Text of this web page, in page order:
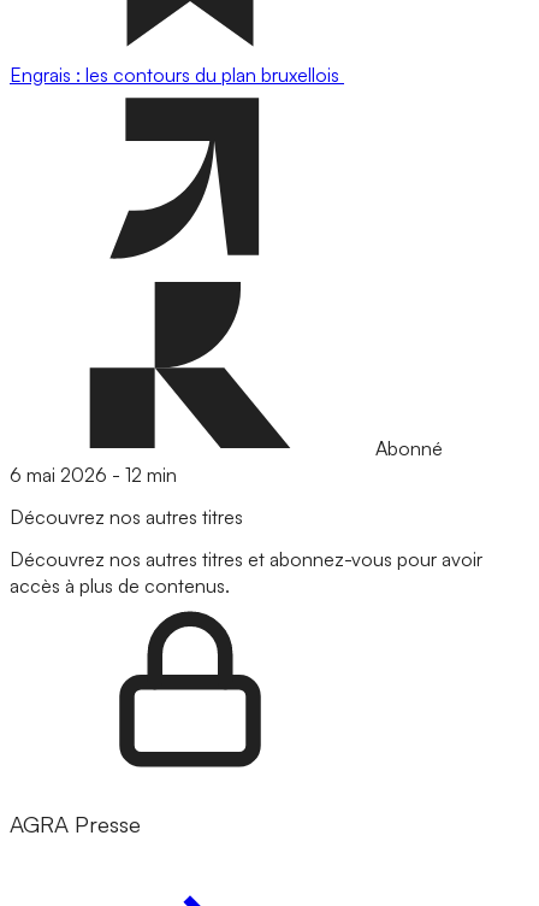
Engrais : les contours du plan bruxellois
Abonné
6 mai 2026 - 12 min
Découvrez nos autres titres
Découvrez nos autres titres et abonnez-vous pour avoir
accès à plus de contenus.
AGRA Presse